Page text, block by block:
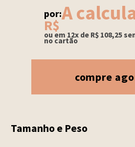
por:
R$
A
ou em 12x de R$ 108,25
no cartão
compre
Tamanho e Peso